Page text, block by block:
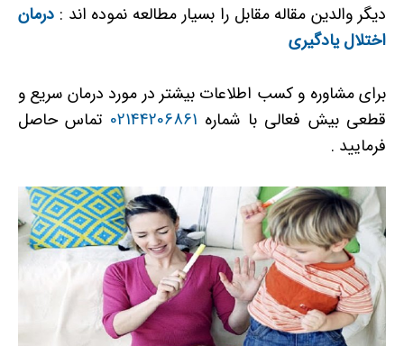
دیگر والدین مقاله مقابل را بسیار مطالعه نموده اند : درمان
اختلال یادگیری
برای مشاوره و کسب اطلاعات بیشتر در مورد درمان سریع و
قطعی بیش فعالی با شماره 02144206861 تماس حاصل
فرمایید .